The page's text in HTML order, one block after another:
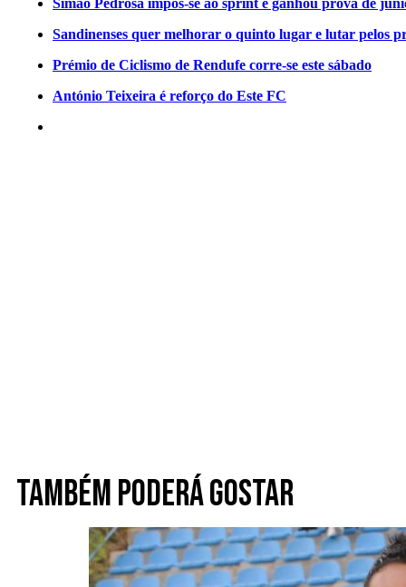
Simão Pedrosa impôs-se ao sprint e ganhou prova de
Sandinenses quer melhorar o quinto lugar e lutar pelos
Prémio de Ciclismo de Rendufe corre-se este sábado
António Teixeira é reforço do Este FC
Também poderá gostar